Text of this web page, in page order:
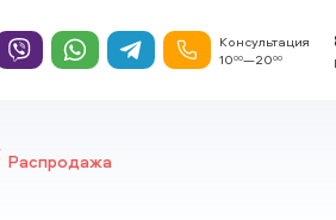
Консультация
1000—2000
Распродажа